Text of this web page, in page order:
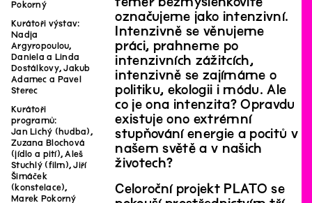
Pokorný
Kurátoři výstav:
Nadja
Argyropoulou,
Daniela a Linda
Dostálkovy, Jakub
Adamec a Pavel
Sterec
Kurátoři
programů:
Jan Lichý (hudba),
Zuzana Blochová
(jídlo a pití), Aleš
Stuchlý (film), Jiří
Šimáček
(konstelace),
Marek Pokorný
označujeme jako intenzivní.
Intenzivně se věnujeme
práci, prahneme po
intenzivních zážitcích,
intenzivně se zajímáme o
politiku, ekologii i módu. Ale
co je ona intenzita? Opravdu
existuje ono extrémní
stupňování energie a pocitů v
našem světě a v našich
životech?
Celoroční projekt PLATO se